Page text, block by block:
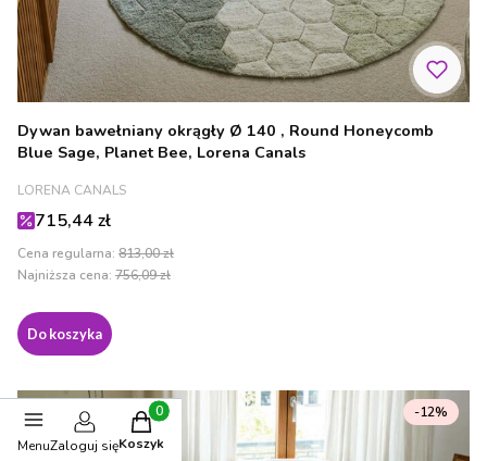
Dywan bawełniany okrągły Ø 140 , Round Honeycomb
Blue Sage, Planet Bee, Lorena Canals
PRODUCENT
LORENA CANALS
Cena promocyjna
715,44 zł
Cena regularna: 813,00 zł
Najniższa cena: 756,09 zł
Do koszyka
OKAZJA
-12%
MenuZaloguj się
Produkty w koszyku: 0. Zobacz szczegóły
Koszyk